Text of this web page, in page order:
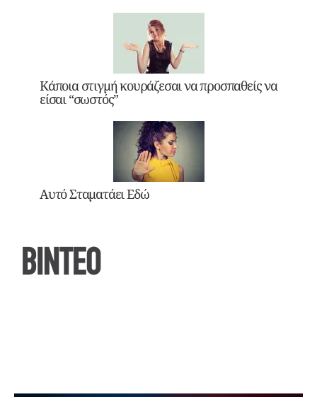
Κάποια στιγμή κουράζεσαι να προσπαθείς να
είσαι “σωστός”
Αυτό Σταματάει Εδώ
ΒΙΝΤΕΟ